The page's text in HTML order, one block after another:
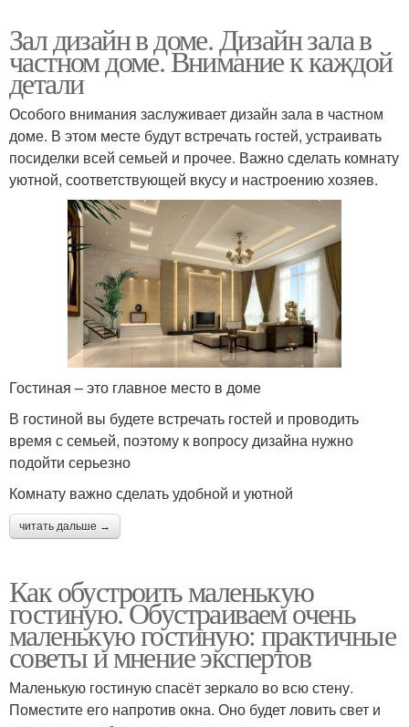
Зал дизайн в доме. Дизайн зала в
частном доме. Внимание к каждой
детали
Особого внимания заслуживает дизайн зала в частном
доме. В этом месте будут встречать гостей, устраивать
посиделки всей семьей и прочее. Важно сделать комнату
уютной, соответствующей вкусу и настроению хозяев.
Гостиная – это главное место в доме
В гостиной вы будете встречать гостей и проводить
время с семьей, поэтому к вопросу дизайна нужно
подойти серьезно
Комнату важно сделать удобной и уютной
читать дальше →
Как обустроить маленькую
гостиную. Обустраиваем очень
маленькую гостиную: практичные
советы и мнение экспертов
Маленькую гостиную спасёт зеркало во всю стену.
Поместите его напротив окна. Оно будет ловить свет и